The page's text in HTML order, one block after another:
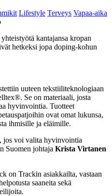
Lifestyle Terveys Vapaa-aika
kantajansa kropan
hetkeksi jopa doping-kohun
uuteen tekstiiliteknologiaan
Se on materiaali, josta
hyvinvointia. Tuotteet
ovat omat lukunsa,
ihmisille ja eläimille.
jos voi valita hyvinvointia
Suomen johtaja Krista Virtanen
on Trackin asiakkailta, vastaan
saaneita sekä